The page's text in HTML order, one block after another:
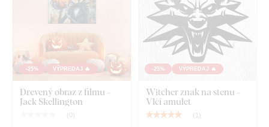
Strašidelný obraz - Upír Nosferatu
Vopred namontovaný háčik / háčiky na druhej strane
obrazu
Prehľadný návod na montáž
-25% VÝPREDAJ 🔥
Drevený obraz z filmu -
Jack Skellington
( 0)
-25% VÝPREDAJ 🔥
Witcher znak na stenu -
Vlčí amulet
( 1 )